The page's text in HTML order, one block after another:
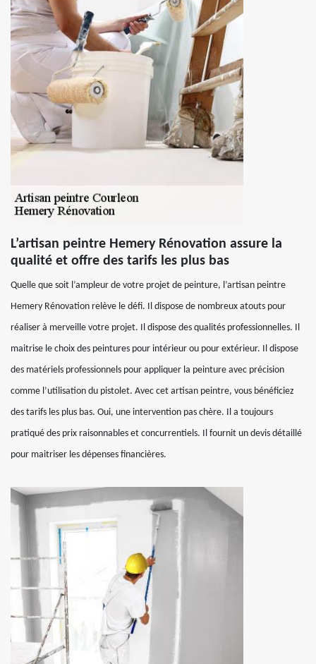
L’artisan peintre Hemery Rénovation assure la
qualité et offre des tarifs les plus bas
Quelle que soit l’ampleur de votre projet de peinture, l’artisan peintre
Hemery Rénovation relève le défi. Il dispose de nombreux atouts pour
réaliser à merveille votre projet. Il dispose des qualités professionnelles. Il
maitrise le choix des peintures pour intérieur ou pour extérieur. Il dispose
des matériels professionnels pour appliquer la peinture avec précision
comme l’utilisation du pistolet. Avec cet artisan peintre, vous bénéficiez
des tarifs les plus bas. Oui, une intervention pas chère. Il a toujours
pratiqué des prix raisonnables et concurrentiels. Il fournit un devis détaillé
pour maitriser les dépenses financières.